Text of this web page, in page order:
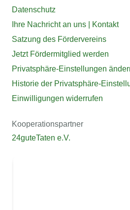
Datenschutz
Ihre Nachricht an uns | Kontakt
Satzung des Fördervereins
Jetzt Fördermitglied werden
Privatsphäre-Einstellungen
Historie der Privatsphäre-
Einwilligungen widerrufen
Kooperationspartner
24guteTaten e.V.